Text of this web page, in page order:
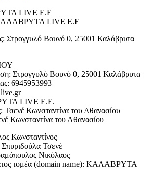
LIVE Ε.Ε
ΚΑΛΑΒΡΥΤΑ LIVE E.E
Στρογγυλό Βουνό 0, 25001 Καλάβρυτα
Στρογγυλό Βουνό 0, 25001 Καλάβρυτα
6945953993
LIVE E.E.
Κωνσταντίνα του Αθανασίου
Κωνσταντίνα του Αθανασίου
Κωνσταντίνος
Σπυριδούλα Τσενέ
Νικόλαος
τομέα (domain name): ΚΑΛΑΒΡΥΤΑ